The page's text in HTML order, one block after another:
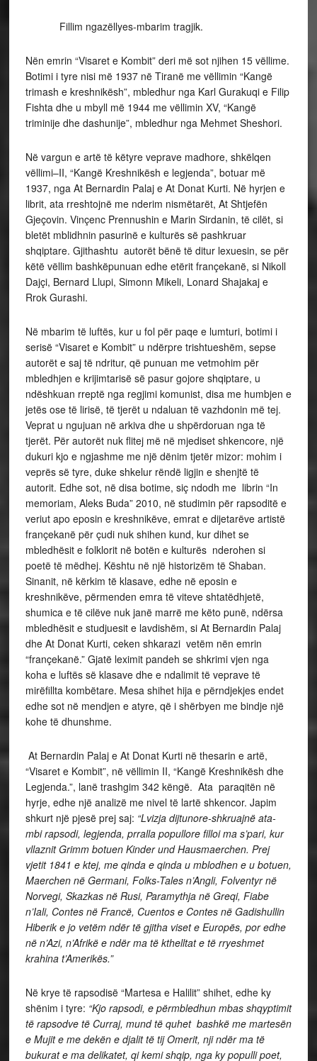
Fillim ngazëllyes-mbarim tragjik.
Nën emrin “Visaret e Kombit” deri më sot njihen 15 vëllime.
Botimi i tyre nisi më 1937 në Tiranë me vëllimin “Kangë
trimash e kreshnikësh”, mbledhur nga Karl Gurakuqi e Filip
Fishta dhe u mbyll më 1944 me vëllimin XV, “Kangë
triminije dhe dashunije”, mbledhur nga Mehmet Sheshori.
Në vargun e artë të këtyre veprave madhore, shkëlqen
vëllimi–II, “Kangë Kreshnikësh e legjenda”, botuar më
1937, nga At Bernardin Palaj e At Donat Kurti. Në hyrjen e
librit, ata rreshtojnë me nderim nismëtarët, At Shtjefën
Gjeçovin. Vinçenc Prennushin e Marin Sirdanin, të cilët, si
bletët mblidhnin pasurinë e kulturës së pashkruar
shqiptare. Gjithashtu autorët bënë të ditur lexuesin, se për
këtë vëllim bashkëpunuan edhe etërit françekanë, si Nikoll
Dajçi, Bernard Llupi, Simonn Mikeli, Lonard Shajakaj e
Rrok Gurashi.
Në mbarim të luftës, kur u fol për paqe e lumturi, botimi i
serisë “Visaret e Kombit” u ndërpre trishtueshëm, sepse
autorët e saj të ndritur, që punuan me vetmohim për
mbledhjen e krijimtarisë së pasur gojore shqiptare, u
ndëshkuan rreptë nga regjimi komunist, disa me humbjen e
jetës ose të lirisë, të tjerët u ndaluan të vazhdonin më tej.
Veprat u ngujuan në arkiva dhe u shpërdoruan nga të
tjerët. Për autorët nuk flitej më në mjediset shkencore, një
dukuri kjo e ngjashme me një dënim tjetër mizor: mohim i
veprës së tyre, duke shkelur rëndë ligjin e shenjtë të
autorit. Edhe sot, në disa botime, siç ndodh me librin “In
memoriam, Aleks Buda” 2010, në studimin për rapsoditë e
veriut apo eposin e kreshnikëve, emrat e dijetarëve artistë
françekanë për çudi nuk shihen kund, kur dihet se
mbledhësit e folklorit në botën e kulturës nderohen si
poetë të mëdhej. Kështu në një historizëm të Shaban.
Sinanit, në kërkim të klasave, edhe në eposin e
kreshnikëve, përmenden emra të viteve shtatëdhjetë,
shumica e të cilëve nuk janë marrë me këto punë, ndërsa
mbledhësit e studjuesit e lavdishëm, si At Bernardin Palaj
dhe At Donat Kurti, ceken shkarazi vetëm nën emrin
“françekanë.” Gjatë leximit pandeh se shkrimi vjen nga
koha e luftës së klasave dhe e ndalimit të veprave të
mirëfillta kombëtare. Mesa shihet hija e përndjekjes endet
edhe sot në mendjen e atyre, që i shërbyen me bindje një
kohe të dhunshme.
At Bernardin Palaj e At Donat Kurti në thesarin e artë,
“Visaret e Kombit”, në vëllimin II, “Kangë Kreshnikësh dhe
Legjenda.”, lanë trashgim 342 këngë. Ata paraqitën në
hyrje, edhe një analizë me nivel të lartë shkencor. Japim
shkurt një pjesë prej saj: “Lvizja dijtunore-shkruajnë ata-
mbi rapsodi, legjenda, prralla popullore filloi ma s’pari, kur
vllaznit Grimm botuen Kinder und Hausmaerchen. Prej
vjetit 1841 e ktej, me qinda e qinda u mblodhen e u botuen,
Maerchen në Germani, Folks-Tales n’Angli, Folventyr në
Norvegi, Skazkas në Rusi, Paramythja në Greqi, Fiabe
n’Iali, Contes në Francë, Cuentos e Contes në Gadishullin
Hiberik e jo vetëm ndër të gjitha viset e Europës, por edhe
në n’Azi, n’Afrikë e ndër ma të kthelltat e të rryeshmet
krahina t’Amerikës.”
Në krye të rapsodisë “Martesa e Halilit” shihet, edhe ky
shënim i tyre: “Kjo rapsodi, e përmbledhun mbas shqyptimit
të rapsodve të Curraj, mund të quhet bashkë me martesën
e Mujit e me dekën e djalit të tij Omerit, nji ndër ma të
bukurat e ma delikatet, qi kemi shqip, nga ky populli poet,